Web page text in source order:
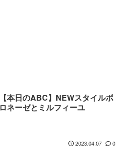
【本日のABC】NEWスタイルボ
ロネーゼとミルフィーユ
2023.04.07 0